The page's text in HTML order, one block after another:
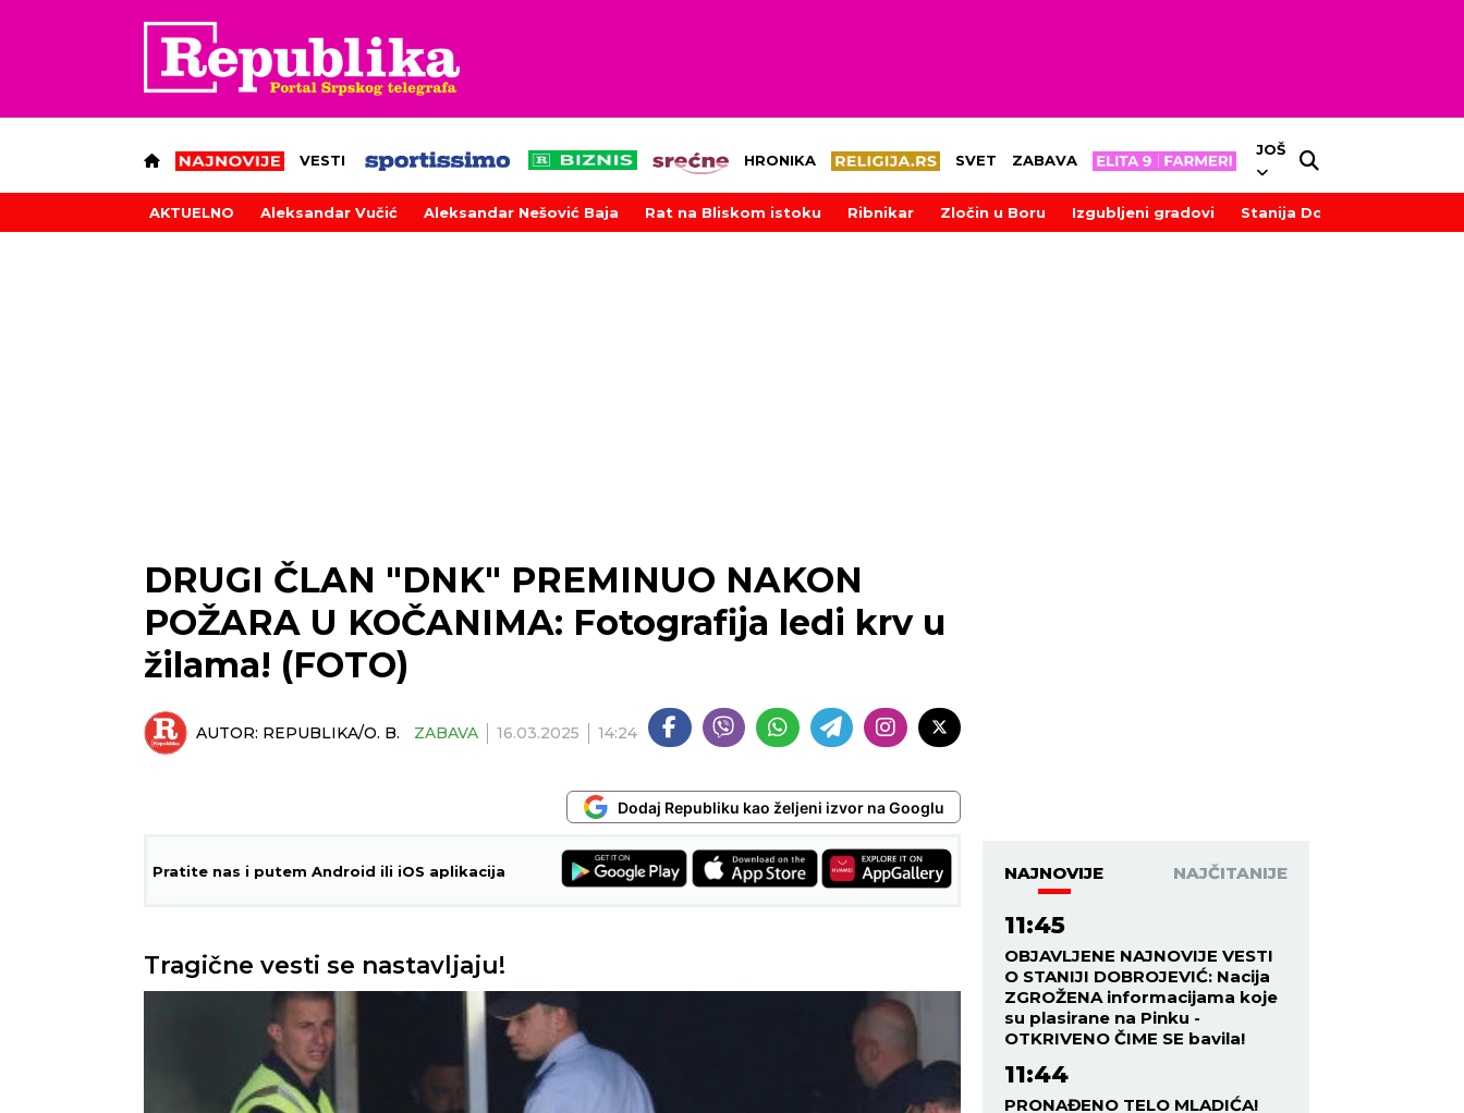
VESTI HRONIKA SVET ZABAVA
JOŠ
AKTUELNO Aleksandar Vučić Aleksandar Nešović Baja Rat na Bliskom istoku Ribnikar Zločin u Boru Izgubljeni gradovi Stanija Dobrojević
DRUGI ČLAN "DNK" PREMINUO NAKON
POŽARA U KOČANIMA: Fotografija ledi krv u
žilama! (FOTO)
AUTOR: REPUBLIKA/O. B. ZABAVA 16.03.2025 14:24
Dodaj Republiku kao željeni izvor na Googlu
Pratite nas i putem Android ili iOS aplikacija
Tragične vesti se nastavljaju!
NAJNOVIJE NAJČITANIJE
11:45
OBJAVLJENE NAJNOVIJE VESTI
O STANIJI DOBROJEVIĆ: Nacija
ZGROŽENA informacijama koje
su plasirane na Pinku -
OTKRIVENO ČIME SE bavila!
11:44
PRONAĐENO TELO MLADIĆA!